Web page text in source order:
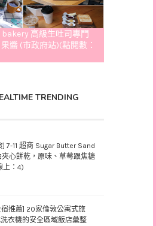
高級生吐司專門
醬 (市政府站)(點閱數：
TRENDING
] 7-11 超商 Sugar Butter Sand
夾心餅乾，原味、草莓跟焦糖
上：4)
推薦] 20家倫敦公寓式旅
衣機的安全區域飯店彙整